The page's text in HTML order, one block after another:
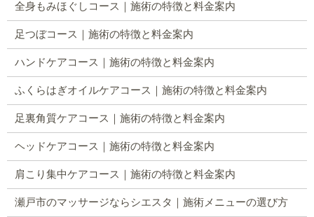
全身もみほぐしコース｜施術の特徴と料金案内
足つぼコース｜施術の特徴と料金案内
ハンドケアコース｜施術の特徴と料金案内
ふくらはぎオイルケアコース｜施術の特徴と料金案内
足裏角質ケアコース｜施術の特徴と料金案内
ヘッドケアコース｜施術の特徴と料金案内
肩こり集中ケアコース｜施術の特徴と料金案内
瀬戸市のマッサージならシエスタ｜施術メニューの選び方